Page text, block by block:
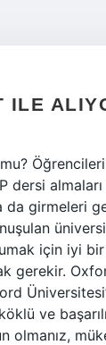
ILE
dersi
da girmeleri
için iyi
gerekir.
ve
olmanız,